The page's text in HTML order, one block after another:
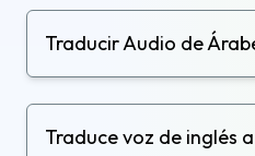
Traducir Audio de
Traduce voz de inglés